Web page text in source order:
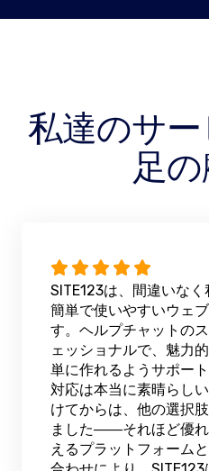
私達のサ
足
SITE123は、間違いな
簡単で使いやすいウェ
す。ヘルプチャットの
ェッショナルで、魅力
単に作れるようサポー
対応は本当に素晴らし
けてからは、他の選択
ました――それほど優
えるプラットフォーム